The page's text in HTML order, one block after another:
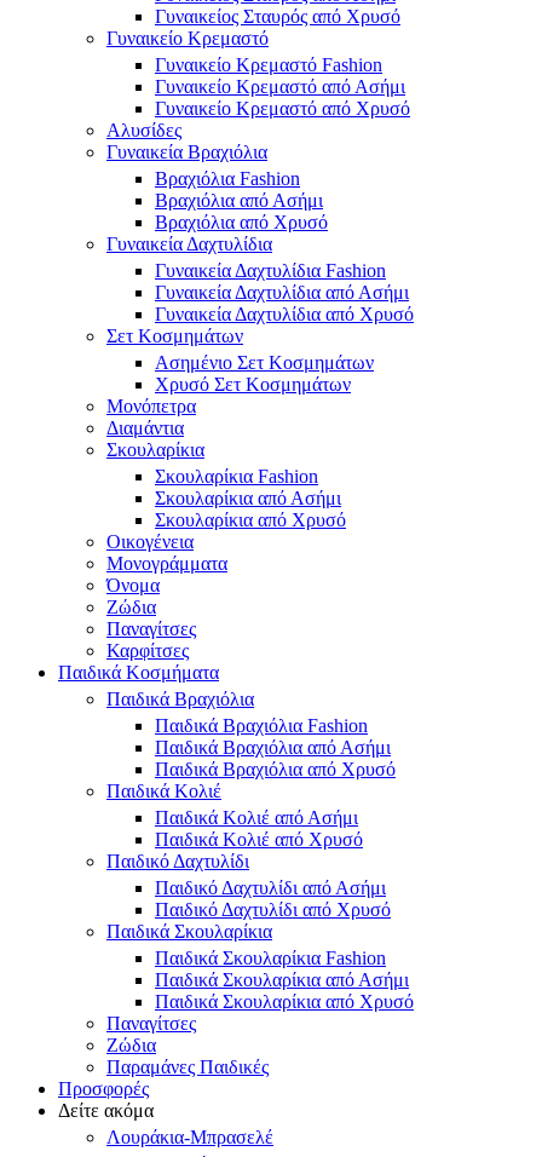
Γυναικείος Σταυρός από Χρυσό
Γυναικείο Κρεμαστό
Γυναικείο Κρεμαστό Fashion
Γυναικείο Κρεμαστό από Ασήμι
Γυναικείο Κρεμαστό από Χρυσό
Αλυσίδες
Γυναικεία Βραχιόλια
Βραχιόλια Fashion
Βραχιόλια από Ασήμι
Βραχιόλια από Χρυσό
Γυναικεία Δαχτυλίδια
Γυναικεία Δαχτυλίδια Fashion
Γυναικεία Δαχτυλίδια από Ασήμι
Γυναικεία Δαχτυλίδια από Χρυσό
Σετ Κοσμημάτων
Ασημένιο Σετ Κοσμημάτων
Χρυσό Σετ Κοσμημάτων
Μονόπετρα
Διαμάντια
Σκουλαρίκια
Σκουλαρίκια Fashion
Σκουλαρίκια από Ασήμι
Σκουλαρίκια από Χρυσό
Οικογένεια
Μονογράμματα
Όνομα
Ζώδια
Παναγίτσες
Καρφίτσες
Παιδικά Κοσμήματα
Παιδικά Βραχιόλια
Παιδικά Βραχιόλια Fashion
Παιδικά Βραχιόλια από Ασήμι
Παιδικά Βραχιόλια από Χρυσό
Παιδικά Κολιέ
Παιδικά Κολιέ από Ασήμι
Παιδικά Κολιέ από Χρυσό
Παιδικό Δαχτυλίδι
Παιδικό Δαχτυλίδι από Ασήμι
Παιδικό Δαχτυλίδι από Χρυσό
Παιδικά Σκουλαρίκια
Παιδικά Σκουλαρίκια Fashion
Παιδικά Σκουλαρίκια από Ασήμι
Παιδικά Σκουλαρίκια από Χρυσό
Παναγίτσες
Ζώδια
Παραμάνες Παιδικές
Προσφορές
Δείτε ακόμα
Λουράκια-Μπρασελέ